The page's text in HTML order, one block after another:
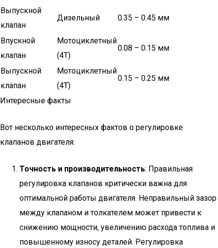
Выпускной
клапан
Дизельный 0.35 – 0.45 мм
Впускной
клапан
Мотоциклетный
(4Т)
0.08 – 0.15 мм
Выпускной
клапан
Мотоциклетный
(4Т)
0.15 – 0.25 мм
Интересные факты
Вот несколько интересных фактов о регулировке
клапанов двигателя:
Точность и производительность: Правильная
регулировка клапанов критически важна для
оптимальной работы двигателя. Неправильный зазор
между клапаном и толкателем может привести к
снижению мощности, увеличению расхода топлива и
повышенному износу деталей. Регулировка